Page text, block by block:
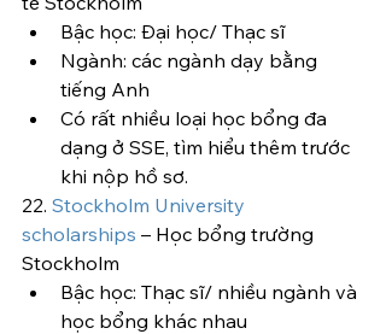
Bậc học: Đại học/ Thạc sĩ
Ngành: các ngành dạy bằng
tiếng Anh
Có rất nhiều loại học bổng đa
dạng ở SSE, tìm hiểu thêm trước
khi nộp hồ sơ.
22. Stockholm University
scholarships – Học bổng trường
Stockholm
Bậc học: Thạc sĩ/ nhiều ngành và
học bổng khác nhau